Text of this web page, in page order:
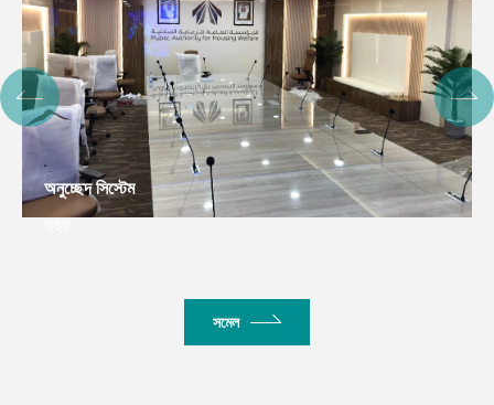
অনুচ্ছেদ সিস্টেম
সমেল